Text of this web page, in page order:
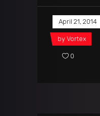
April 21, 2014
by Vortex
0